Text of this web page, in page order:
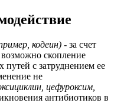
кодеин) - за счет
скопление
с затруднением ее
не
цефуроксим,
антибиотиков в